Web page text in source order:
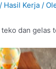
/ Hasil Kerja /
dan gelas